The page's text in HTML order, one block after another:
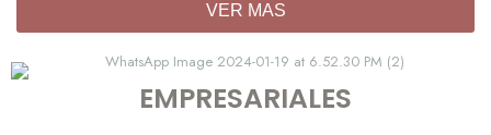
VER MAS
EMPRESARIALES